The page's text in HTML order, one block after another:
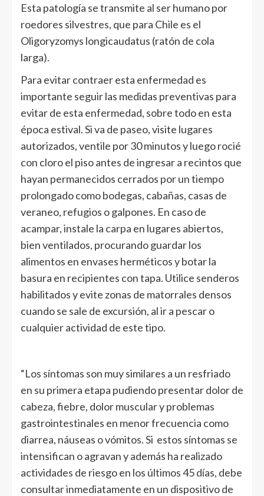
Esta patología se transmite al ser humano por
roedores silvestres, que para Chile es el
Oligoryzomys longicaudatus (ratón de cola
larga).
Para evitar contraer esta enfermedad es
importante seguir las medidas preventivas para
evitar de esta enfermedad, sobre todo en esta
época estival. Si va de paseo, visite lugares
autorizados, ventile por 30 minutos y luego rocié
con cloro el piso antes de ingresar a recintos que
hayan permanecidos cerrados por un tiempo
prolongado como bodegas, cabañas, casas de
veraneo, refugios o galpones. En caso de
acampar, instale la carpa en lugares abiertos,
bien ventilados, procurando guardar los
alimentos en envases herméticos y botar la
basura en recipientes con tapa. Utilice senderos
habilitados y evite zonas de matorrales densos
cuando se sale de excursión, al ir a pescar o
cualquier actividad de este tipo.
“Los síntomas son muy similares a un resfriado
en su primera etapa pudiendo presentar dolor de
cabeza, fiebre, dolor muscular y problemas
gastrointestinales en menor frecuencia como
diarrea, náuseas o vómitos. Si estos síntomas se
intensifican o agravan y además ha realizado
actividades de riesgo en los últimos 45 días, debe
consultar inmediatamente en un dispositivo de